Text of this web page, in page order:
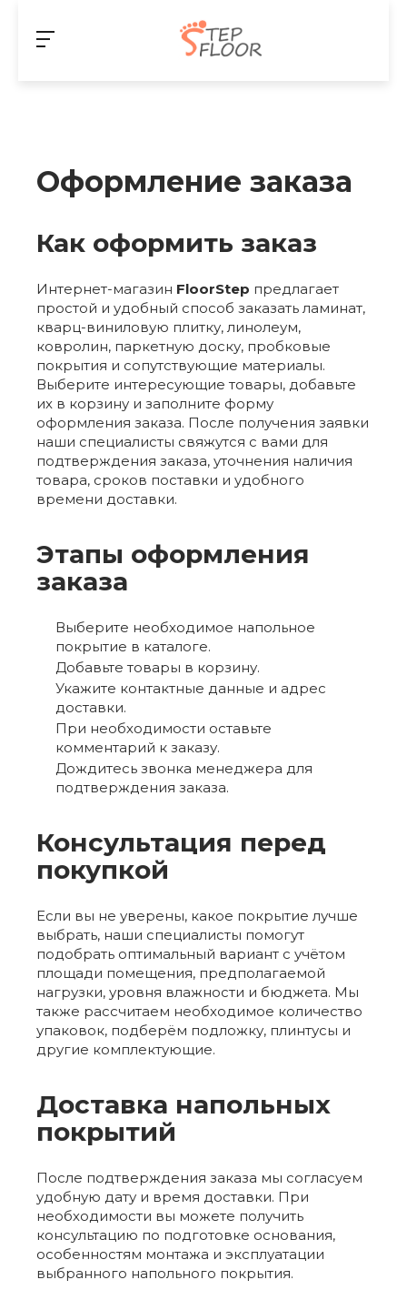
Оформление заказа
Как оформить заказ
Интернет-магазин FloorStep предлагает
простой и удобный способ заказать ламинат,
кварц-виниловую плитку, линолеум,
ковролин, паркетную доску, пробковые
покрытия и сопутствующие материалы.
Выберите интересующие товары, добавьте
их в корзину и заполните форму
оформления заказа. После получения заявки
наши специалисты свяжутся с вами для
подтверждения заказа, уточнения наличия
товара, сроков поставки и удобного
времени доставки.
Этапы оформления
заказа
Выберите необходимое напольное
покрытие в каталоге.
Добавьте товары в корзину.
Укажите контактные данные и адрес
доставки.
При необходимости оставьте
комментарий к заказу.
Дождитесь звонка менеджера для
подтверждения заказа.
Консультация перед
покупкой
Если вы не уверены, какое покрытие лучше
выбрать, наши специалисты помогут
подобрать оптимальный вариант с учётом
площади помещения, предполагаемой
нагрузки, уровня влажности и бюджета. Мы
также рассчитаем необходимое количество
упаковок, подберём подложку, плинтусы и
другие комплектующие.
Доставка напольных
покрытий
После подтверждения заказа мы согласуем
удобную дату и время доставки. При
необходимости вы можете получить
консультацию по подготовке основания,
особенностям монтажа и эксплуатации
выбранного напольного покрытия.